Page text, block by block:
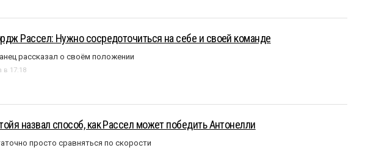
Рассел: Нужно сосредоточиться на себе и своей команде
рассказал о своём положении
в 17:18
назвал способ, как Рассел может победить Антонелли
просто сравняться по скорости